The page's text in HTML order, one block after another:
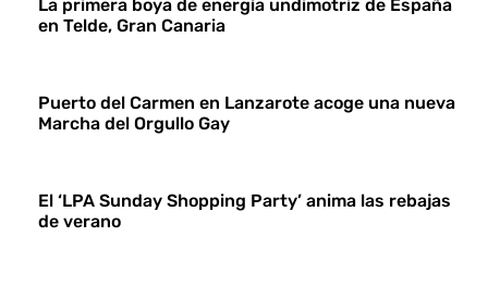
La primera boya de energía undimotriz de España
en Telde, Gran Canaria
Puerto del Carmen en Lanzarote acoge una nueva
Marcha del Orgullo Gay
El ‘LPA Sunday Shopping Party’ anima las rebajas
de verano